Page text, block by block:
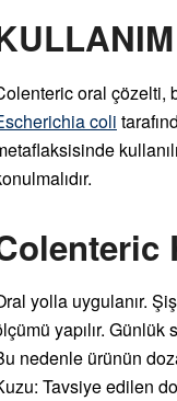
oral çözelti,
coli
yolla uygulanır.
yapılır.
nedenle ürünün
Tavsiye edilen